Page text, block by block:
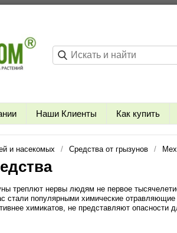
Наши Клиенты Как купить
и насекомых Средства от грызунов
треплют нервы людям не первое
стали популярными химические
химикатов, не представляют